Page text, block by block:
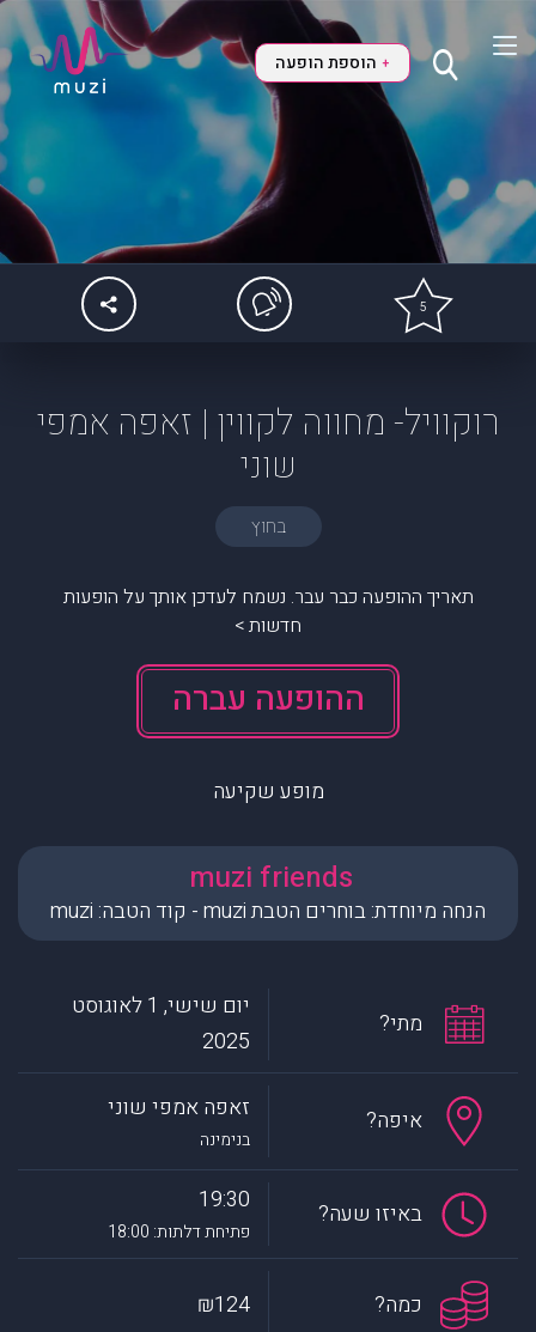
+ הוספת הופעה
5
רוקוויל- מחווה לקווין | זאפה אמפי
שוני
בחוץ
תאריך ההופעה כבר עבר. נשמח לעדכן אותך על הופעות
חדשות >
ההופעה עברה
מופע שקיעה
muzi friends
הנחה מיוחדת: בוחרים הטבת muzi - קוד הטבה: muzi
מתי?
יום שישי, 1 לאוגוסט
2025
איפה? זאפה אמפי שוני
בנימינה
באיזו שעה? 19:30
פתיחת דלתות: 18:00
כמה? ₪124